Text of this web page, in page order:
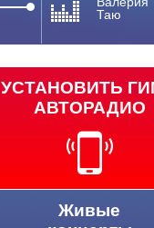
Таю
УСТАНОВИТЬ
АВТОРАДИО
Живые